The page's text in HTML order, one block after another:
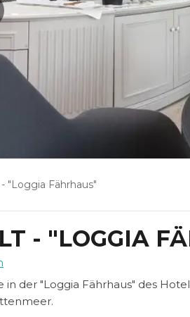
"Loggia Fährhaus"
- "LOGGIA
der "Loggia Fährhaus" des